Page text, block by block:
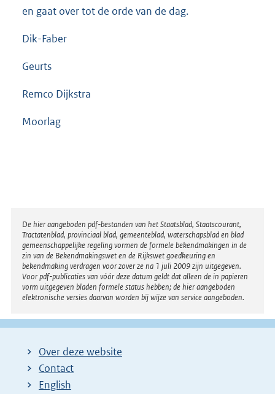
en gaat over tot de orde van de dag.
Dik-Faber
Geurts
Remco Dijkstra
Moorlag
Disclaimer
De hier aangeboden pdf-bestanden van het Staatsblad, Staatscourant,
Tractatenblad, provinciaal blad, gemeenteblad, waterschapsblad en blad
gemeenschappelijke regeling vormen de formele bekendmakingen in de
zin van de Bekendmakingswet en de Rijkswet goedkeuring en
bekendmaking verdragen voor zover ze na 1 juli 2009 zijn uitgegeven.
Voor pdf-publicaties van vóór deze datum geldt dat alleen de in papieren
vorm uitgegeven bladen formele status hebben; de hier aangeboden
elektronische versies daarvan worden bij wijze van service aangeboden.
Over deze website
Contact
English